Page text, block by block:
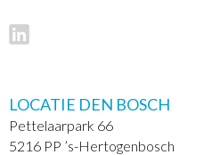
LOCATIE DEN BOSCH
Pettelaarpark 66
5216 PP ’s-Hertogenbosch